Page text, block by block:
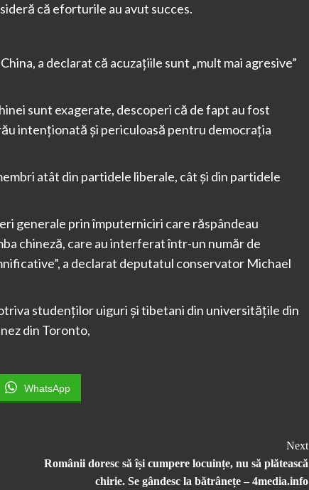
că eforturile au avut succes.
a declarat că acuzațiile sunt „mult mai agresive”
sunt exagerate, descoperi că de fapt au fost
intenționată și periculoasă pentru democrația
atât din partidele liberale, cât și din partidele
generale prin împuterniciri care răspândeau
chineză, care au interferat într-un număr de
a declarat deputatul conservator Michael
studenților uiguri și tibetani din universitățile din
din Toronto,
WhatsApp
Next
Românii doresc să își cumpere locuințe, nu să plătească
chirie. Se gândesc la bătrânețe – 4media.info